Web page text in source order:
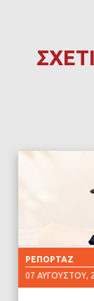
ΡΕΠΟΡΤΆΖ
07 ΑΥΓΟΎΣΤΟΥ,